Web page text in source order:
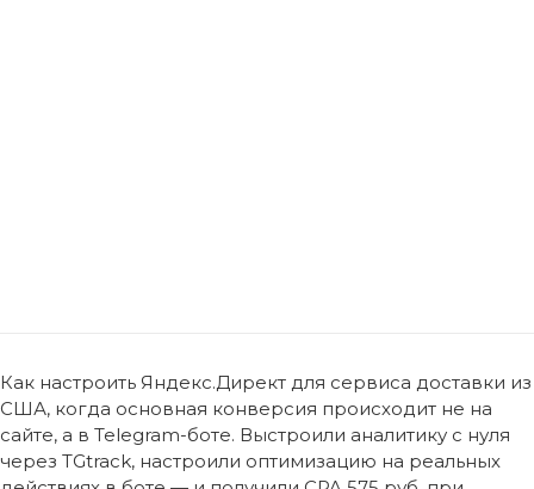
Как настроить Яндекс.Директ для сервиса доставки из
США, когда основная конверсия происходит не на
сайте, а в Telegram-боте. Выстроили аналитику с нуля
через TGtrack, настроили оптимизацию на реальных